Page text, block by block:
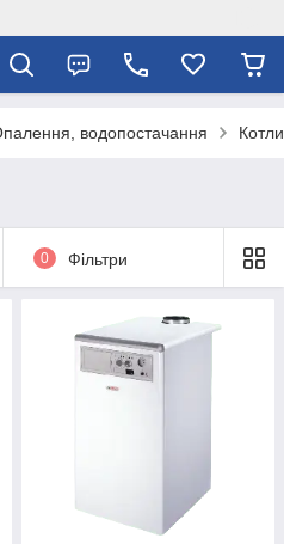
водопостачання Котли
0 Фільтри